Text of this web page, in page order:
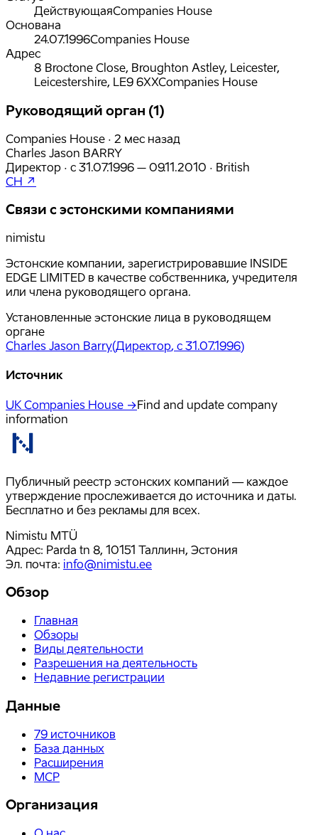
ДействующаяCompanies House
Основана
24.07.1996Companies House
Адрес
8 Broctone Close, Broughton Astley, Leicester,
Leicestershire, LE9 6XXCompanies House
Руководящий орган (1)
Companies House · 2 мес назад
Charles Jason BARRY
Директор · с 31.07.1996 – 09.11.2010 · British
CH ↗
Связи с эстонскими компаниями
nimistu
Эстонские компании, зарегистрировавшие INSIDE
EDGE LIMITED в качестве собственника, учредителя
или члена руководящего органа.
Установленные эстонские лица в руководящем
органе
Charles Jason Barry(Директор, с 31.07.1996)
Источник
UK Companies House →Find and update company
information
Публичный реестр эстонских компаний — каждое
утверждение прослеживается до источника и даты.
Бесплатно и без рекламы для всех.
Nimistu MTÜ
Адрес: Parda tn 8, 10151 Таллинн, Эстония
Эл. почта: info@nimistu.ee
Обзор
Главная
Обзоры
Виды деятельности
Разрешения на деятельность
Недавние регистрации
Данные
79 источников
База данных
Расширения
MCP
Организация